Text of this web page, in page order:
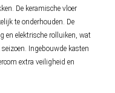
De keramische vloer
te onderhouden. De
elektrische rolluiken, wat
Ingebouwde kasten
extra veiligheid en